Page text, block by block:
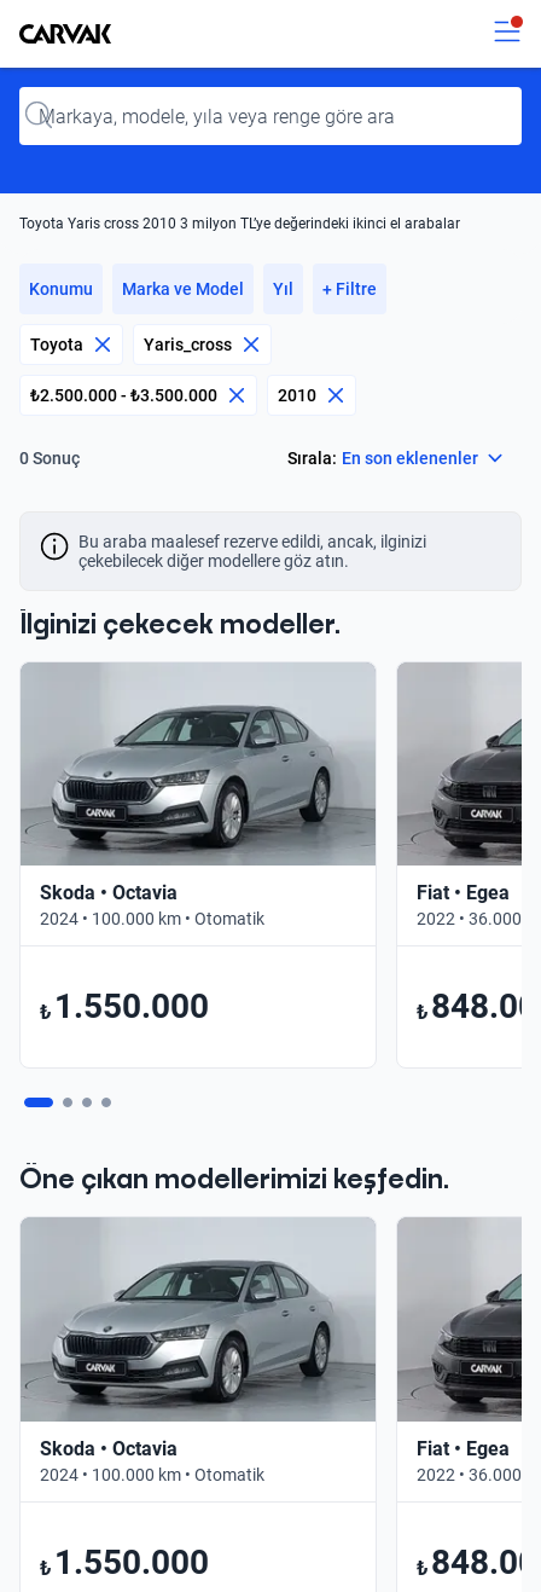
Kavak
Input
Toyota Yaris cross 2010 3 milyon TL’ye değerindeki ikinci el arabalar
Konumu Marka ve Model Yıl + Filtre
Toyota Yaris_cross
₺2.500.000 - ₺3.500.000 2010
0 Sonuç Sırala: En son eklenenler
Bu araba maalesef rezerve edildi, ancak, ilginizi
çekebilecek diğer modellere göz atın.
İlginizi çekecek modeller.
Skoda • Octavia
2024 • 100.000 km • Otomatik
₺ 1.550.000
Fiat • Egea
2022 • 36.000
₺
Öne çıkan modellerimizi keşfedin.
Skoda • Octavia
2024 • 100.000 km • Otomatik
₺ 1.550.000
Fiat • Egea
2022 • 36.000
₺